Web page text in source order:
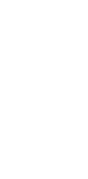
Jak
FD11 ma
przypadku
Pomalowanie
linię podłogi,
Grubość 1,5
meblach
Do
Wysokość 11